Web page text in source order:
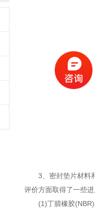
3、密封垫片材料
评价方面取得了一些
(1)丁腈橡胶